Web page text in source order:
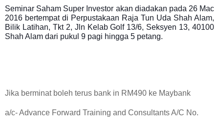
Seminar Saham Super Investor akan diadakan pada 26 Mac
2016 bertempat di Perpustakaan Raja Tun Uda Shah Alam,
Bilik Latihan, Tkt 2, Jln Kelab Golf 13/6, Seksyen 13, 40100
Shah Alam dari pukul 9 pagi hingga 5 petang.
Jika berminat boleh terus bank in RM490 ke Maybank
a/c- Advance Forward Training and Consultants A/C No.